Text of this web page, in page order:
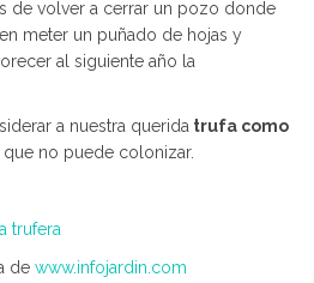
de volver a cerrar un pozo donde
meter un puñado de hojas y
al siguiente año la
a nuestra querida trufa como
que no puede colonizar.
de www.infojardin.com